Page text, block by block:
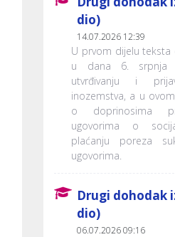
dio)
14.07.2026 12:39
U prvom dijelu teksta
u dana 6. srpnja
utvrđivanju i
inozemstva, a u
o doprinosima
ugovorima o
plaćanju poreza
ugovorima.
Drugi dohodak
dio)
06.07.2026 09:16